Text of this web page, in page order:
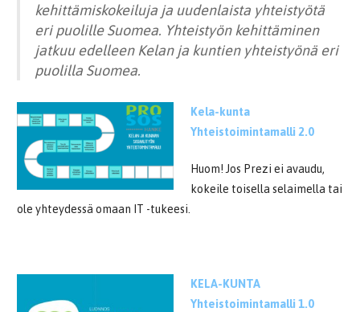
kehittämiskokeiluja ja uudenlaista yhteistyötä
eri puolille Suomea. Yhteistyön kehittäminen
jatkuu edelleen Kelan ja kuntien yhteistyönä eri
puolilla Suomea.
Kela-kunta
Yhteistoimintamalli 2.0
Huom! Jos Prezi ei avaudu,
kokeile toisella selaimella tai
ole yhteydessä omaan IT -tukeesi.
KELA-KUNTA
Yhteistoimintamalli 1.0